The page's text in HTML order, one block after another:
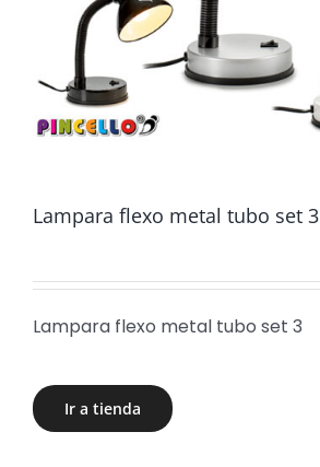
Lampara flexo metal tubo set 3
Lampara flexo metal tubo set 3
Ir a tienda